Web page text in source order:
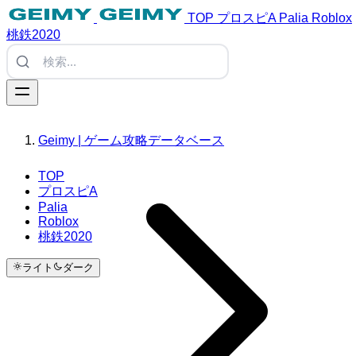
TOP プロスピA Palia Roblox
桃鉄2020
TOP
プロスピA
Palia
Roblox
桃鉄2020
ライト ダーク
Geimy | ゲーム攻略データベース